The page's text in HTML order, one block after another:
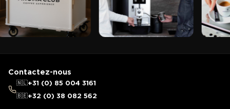
Contactez-nous
🇳🇱+31 (0) 85 004 3161
🇧🇪+32 (0) 38 082 562